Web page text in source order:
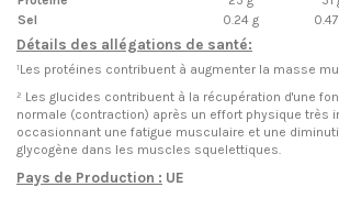
Sel
0.24 g
Détails des allégations de santé:
¹Les protéines contribuent à augmenter la masse
² Les glucides contribuent à la récupération d'une
normale (contraction) après un effort physique très
occasionnant une fatigue musculaire et une
glycogène dans les muscles squelettiques.
Pays de Production : UE